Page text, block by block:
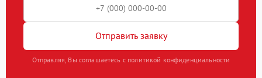
Отправить заявку
Отправляя, Вы соглашаетесь с политикой конфиденциальности